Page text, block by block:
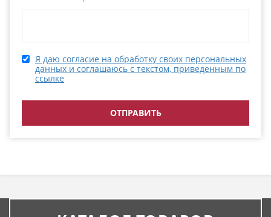
Я даю согласие на обработку своих персональных
данных и соглашаюсь с текстом, приведенным по
ссылке